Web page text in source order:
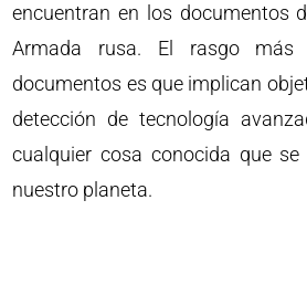
encuentran en los documentos
Armada rusa. El rasgo más
documentos es que implican
detección de tecnología
cualquier cosa conocida que
nuestro planeta.